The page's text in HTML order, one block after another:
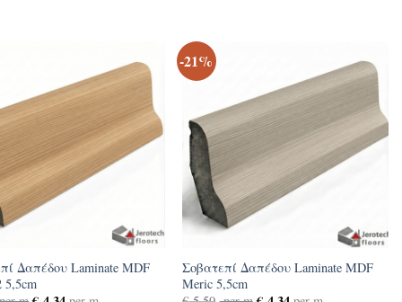
Δαπέδου Laminate MDF
5,5cm
-21%
Σοβατεπί Δαπέδου Laminate MDF
Meric 5,5cm